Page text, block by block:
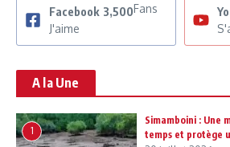
Facebook 3,500Fans
J'aime
A la Une
1
Simamboini : Une
temps et protège